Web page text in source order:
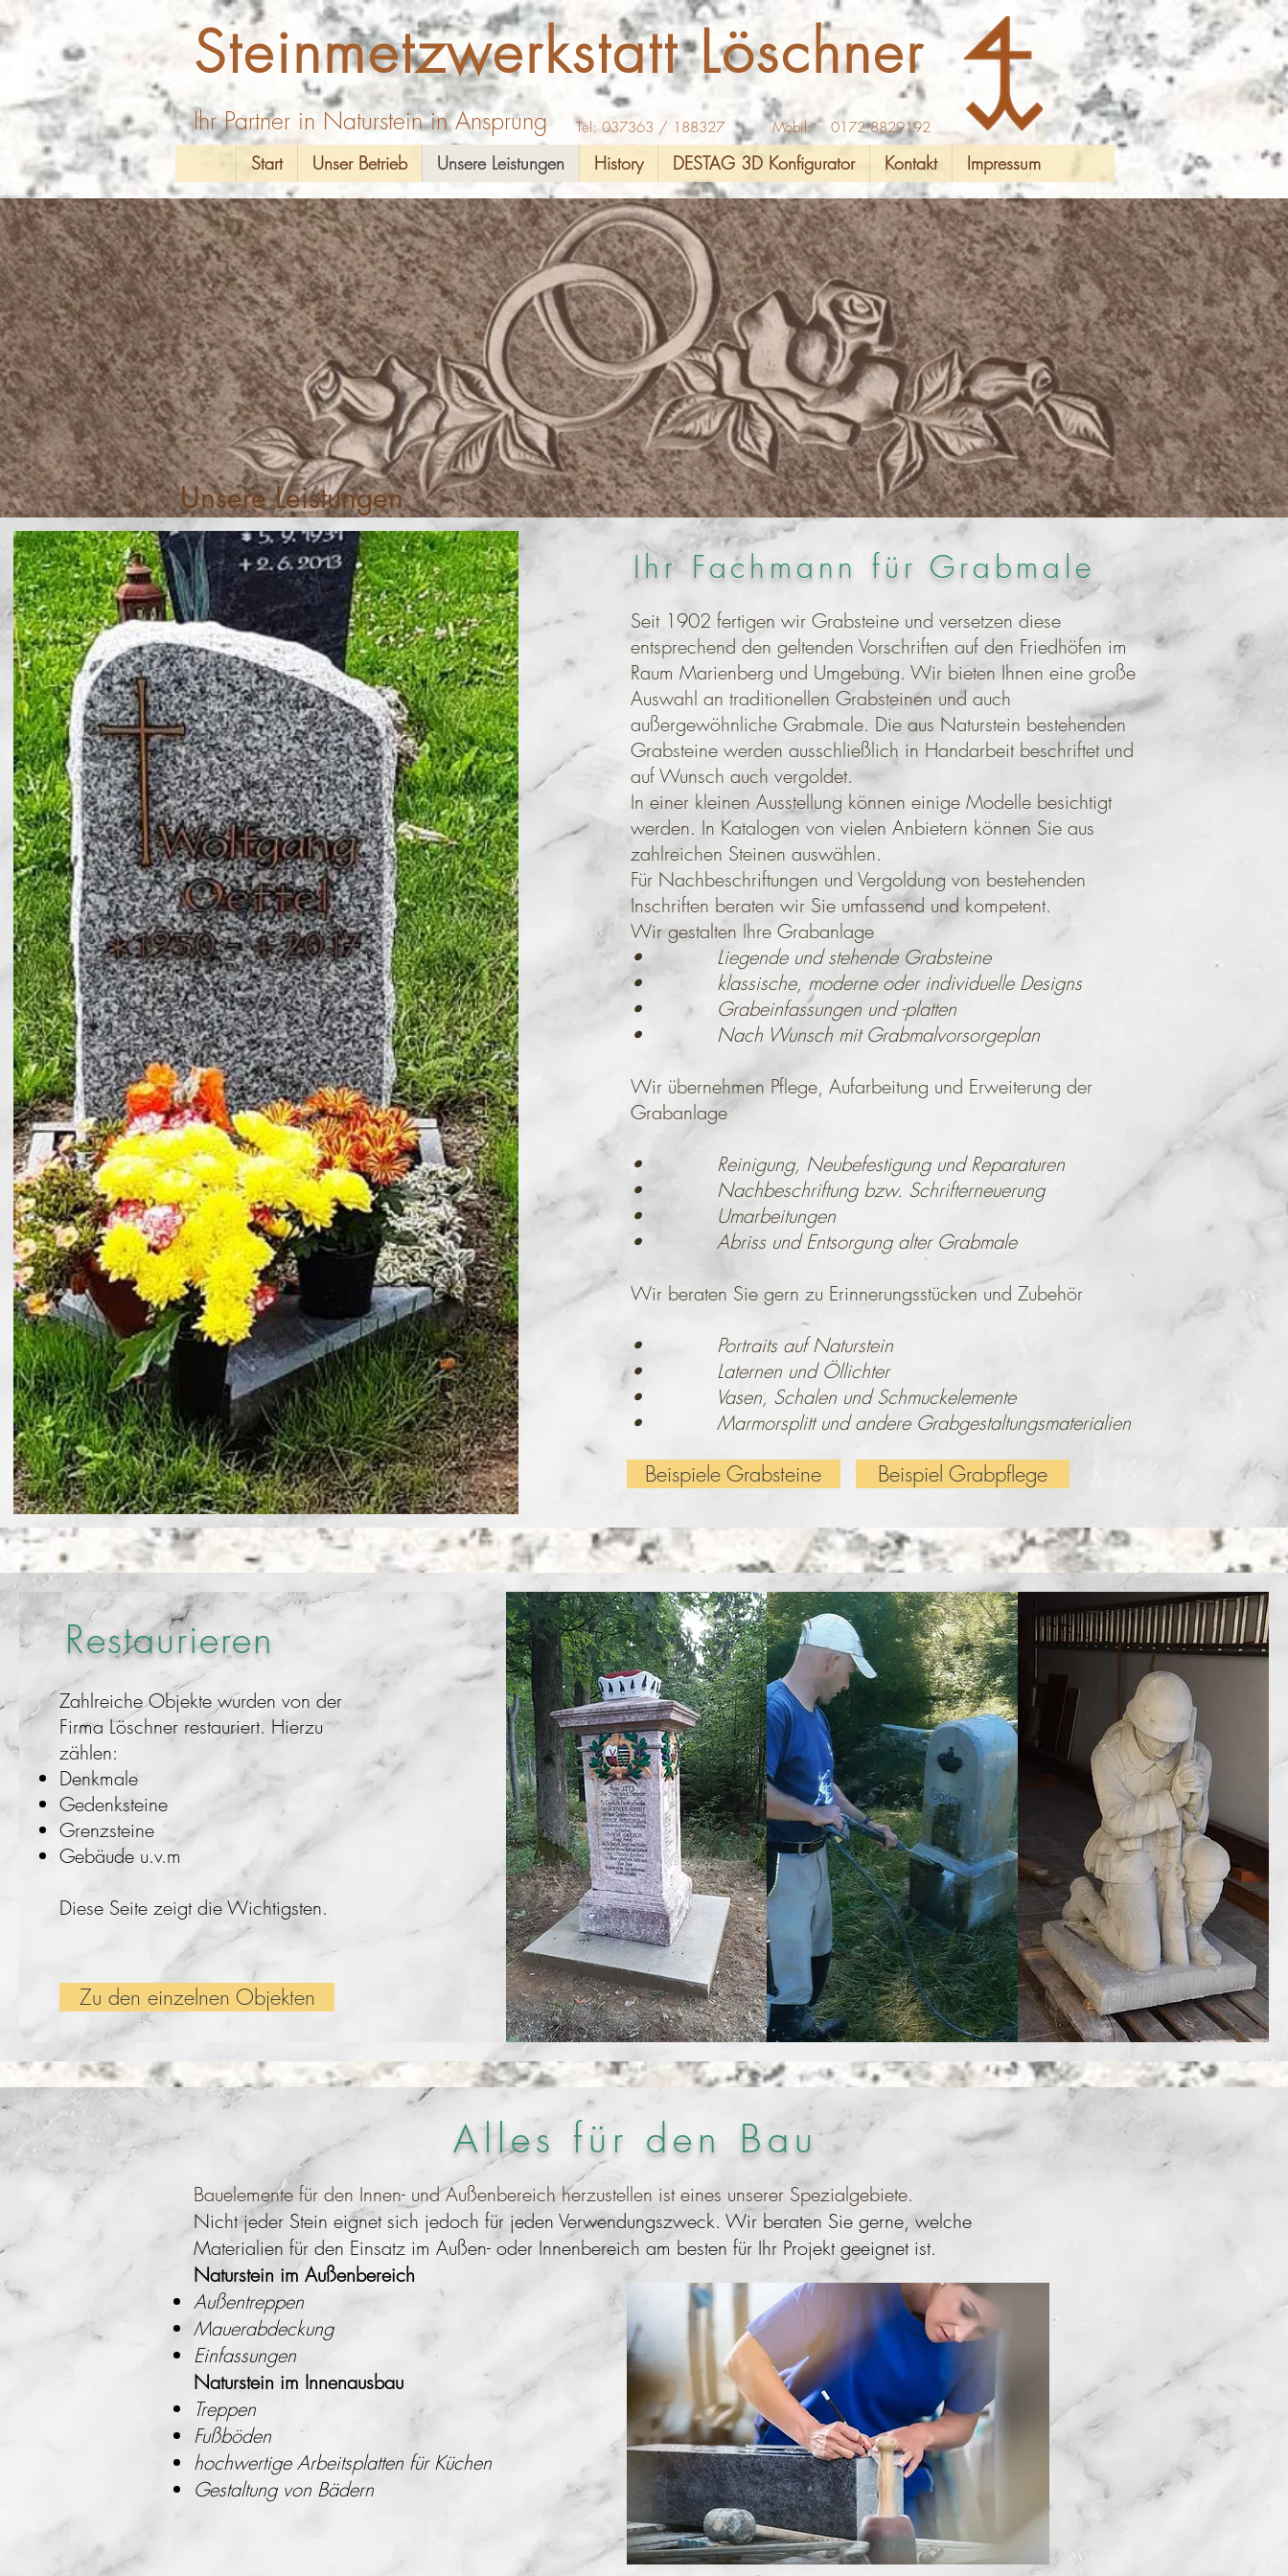
Steinmetzwerkstatt Löschner
Ihr Partner in Naturstein in Ansprung Tel: 037363 / 188327 Mobil: 0172 8829192
Start Unser Betrieb Unsere Leistungen History DESTAG 3D Konfigurator Kontakt Impressum
Unsere Leistungen
Ihr Fachmann für Grabmale
Seit 1902 fertigen wir Grabsteine und versetzen diese
entsprechend den geltenden Vorschriften auf den Friedhöfen im
Raum Marienberg und Umgebung. Wir bieten Ihnen eine große
Auswahl an traditionellen Grabsteinen und auch
außergewöhnliche Grabmale. Die aus Naturstein bestehenden
Grabsteine werden ausschließlich in Handarbeit beschriftet und
auf Wunsch auch vergoldet.
In einer kleinen Ausstellung können einige Modelle besichtigt
werden. In Katalogen von vielen Anbietern können Sie aus
zahlreichen Steinen auswählen.
Für Nachbeschriftungen und Vergoldung von bestehenden
Inschriften beraten wir Sie umfassend und kompetent.
Wir gestalten Ihre Grabanlage
• Liegende und stehende Grabsteine
• klassische, moderne oder individuelle Designs
• Grabeinfassungen und -platten
• Nach Wunsch mit Grabmalvorsorgeplan
Wir übernehmen Pflege, Aufarbeitung und Erweiterung der
Grabanlage
• Reinigung, Neubefestigung und Reparaturen
• Nachbeschriftung bzw. Schrifterneuerung
• Umarbeitungen
• Abriss und Entsorgung alter Grabmale
Wir beraten Sie gern zu Erinnerungsstücken und Zubehör
• Portraits auf Naturstein
• Laternen und Öllichter
• Vasen, Schalen und Schmuckelemente
• Marmorsplitt und andere Grabgestaltungsmaterialien
Beispiele Grabsteine Beispiel Grabpflege
Restaurieren
Zahlreiche Objekte wurden von der
Firma Löschner restauriert. Hierzu
zählen:
Denkmale
Gedenksteine
Grenzsteine
Gebäude u.v.m
Diese Seite zeigt die Wichtigsten.
Zu den einzelnen Objekten
Alles für den Bau
Bauelemente für den Innen- und Außenbereich herzustellen ist eines unserer Spezialgebiete.
Nicht jeder Stein eignet sich jedoch für jeden Verwendungszweck. Wir beraten Sie gerne, welche
Materialien für den Einsatz im Außen- oder Innenbereich am besten für Ihr Projekt geeignet ist.
Naturstein im Außenbereich
Außentreppen
Mauerabdeckung
Einfassungen
Naturstein im Innenausbau
Treppen
Fußböden
hochwertige Arbeitsplatten für Küchen
Gestaltung von Bädern